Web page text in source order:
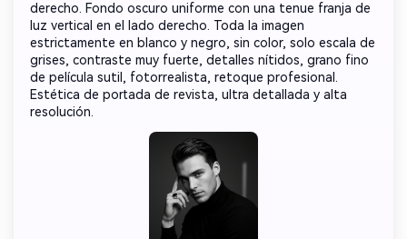
derecho. Fondo oscuro uniforme con una tenue franja de
luz vertical en el lado derecho. Toda la imagen
estrictamente en blanco y negro, sin color, solo escala de
grises, contraste muy fuerte, detalles nítidos, grano fino
de película sutil, fotorrealista, retoque profesional.
Estética de portada de revista, ultra detallada y alta
resolución.